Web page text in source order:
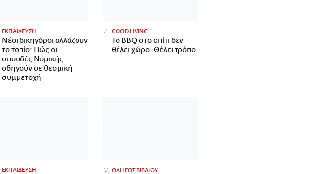
ΕΚΠΑΙΔΕΥΣΗ
Νέοι δικηγόροι αλλάζουν
το τοπίο: Πώς οι
σπουδές Νομικής
οδηγούν σε θεσμική
συμμετοχή
GOOD LIVING
Το BBQ στο σπίτι δεν
θέλει χώρο. Θέλει τρόπο.
ΕΚΠΑΙΔΕΥΣΗ ΟΔΗΓΟΣ ΒΙΒΛΙΟΥ